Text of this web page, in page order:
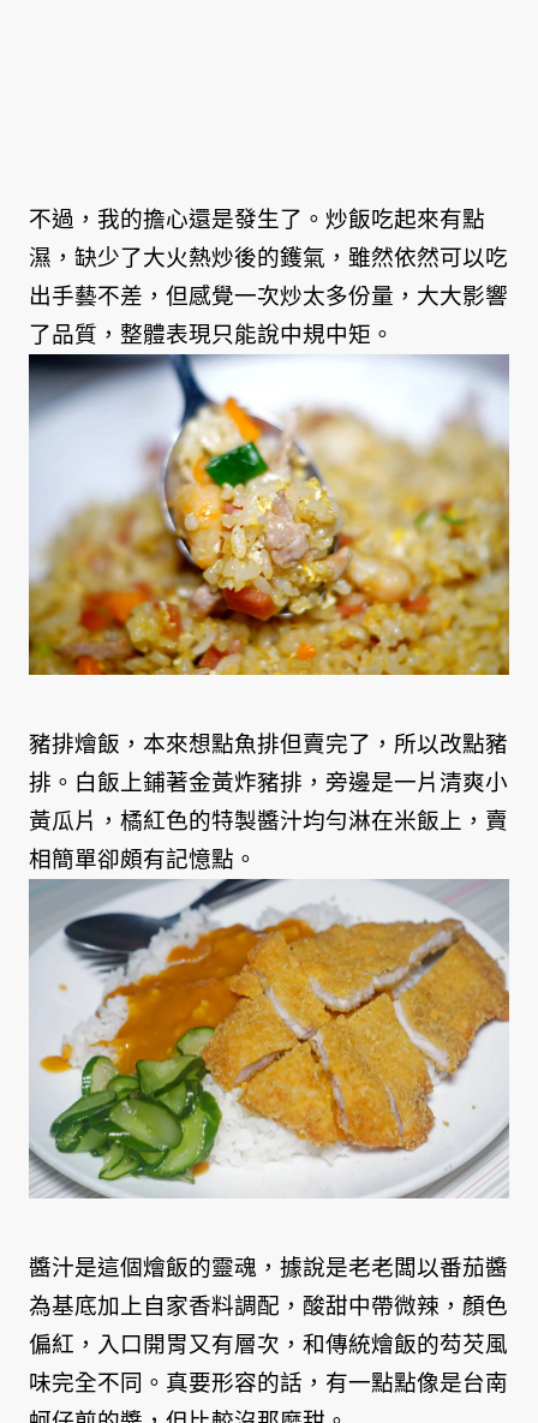
不過，我的擔心還是發生了。炒飯吃起來有點
濕，缺少了大火熱炒後的鑊氣，雖然依然可以吃
出手藝不差，但感覺一次炒太多份量，大大影響
了品質，整體表現只能說中規中矩。
豬排燴飯，本來想點魚排但賣完了，所以改點豬
排。白飯上鋪著金黃炸豬排，旁邊是一片清爽小
黃瓜片，橘紅色的特製醬汁均勻淋在米飯上，賣
相簡單卻頗有記憶點。
醬汁是這個燴飯的靈魂，據說是老老闆以番茄醬
為基底加上自家香料調配，酸甜中帶微辣，顏色
偏紅，入口開胃又有層次，和傳統燴飯的芶芡風
味完全不同。真要形容的話，有一點點像是台南